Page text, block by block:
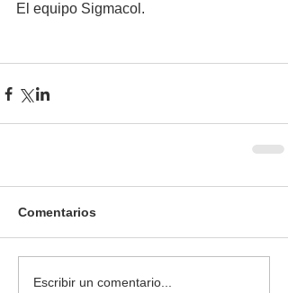
El equipo Sigmacol.
Comentarios
Escribir un comentario...